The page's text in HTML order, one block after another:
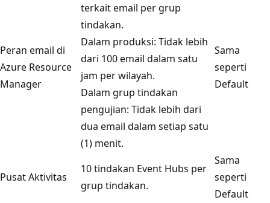
Peran email di
Azure Resource
Manager
terkait email per grup
tindakan.
Dalam produksi: Tidak lebih
dari 100 email dalam satu
jam per wilayah.
Dalam grup tindakan
pengujian: Tidak lebih dari
dua email dalam setiap satu
(1) menit.
Sama
seperti
Default
Pusat Aktivitas
10 tindakan Event Hubs per
grup tindakan.
Sama
seperti
Default